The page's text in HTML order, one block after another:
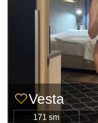
Vesta
171 sm